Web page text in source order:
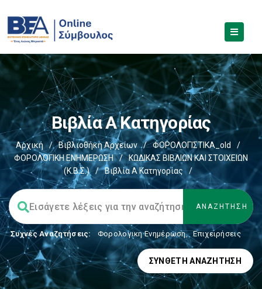
Βιβλία Α Κατηγορίας
Αρχική / Βιβλιοθήκη Αρχείων / ΦΟΡΟΛΟΓΙΣΤΙΚΑ_old
/
ΦΟΡΟΛΟΓΙΚΗ ΕΝΗΜΕΡΩΣΗ
/
ΚΩΔΙΚΑΣ ΒΙΒΛΙΩΝ ΚΑΙ ΣΤΟΙΧΕΙΩΝ
(Κ.Β.Σ.)
/ Βιβλία Α Κατηγορίας /
Συχνές Αναζητήσεις: Φορολογικη Ενημέρωση, Επιχειρήσεις
ΣΎΝΘΕΤΗ ΑΝΑΖΉΤΗΣΗ